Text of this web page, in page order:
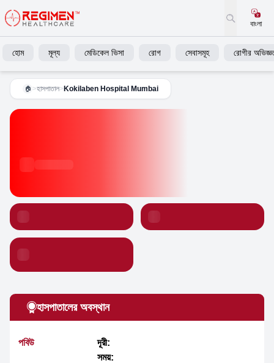
বাংলা
হোম মূল্য মেডিকেল ভিসা রোগ সেবাসমূহ রোগীর
🏠 >হাসপাতাল> Kokilaben Hospital Mumbai
হাসপাতালের অবস্থান
পবিউ
দূরী:
সময়: